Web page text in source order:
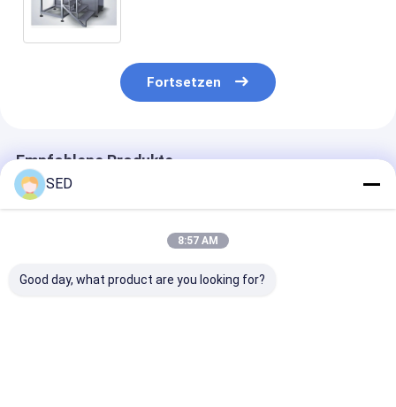
Fortsetzen
Empfohlene Produkte
SED
8:57 AM
Good day, what product are you looking for?